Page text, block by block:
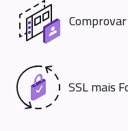
SSL mais